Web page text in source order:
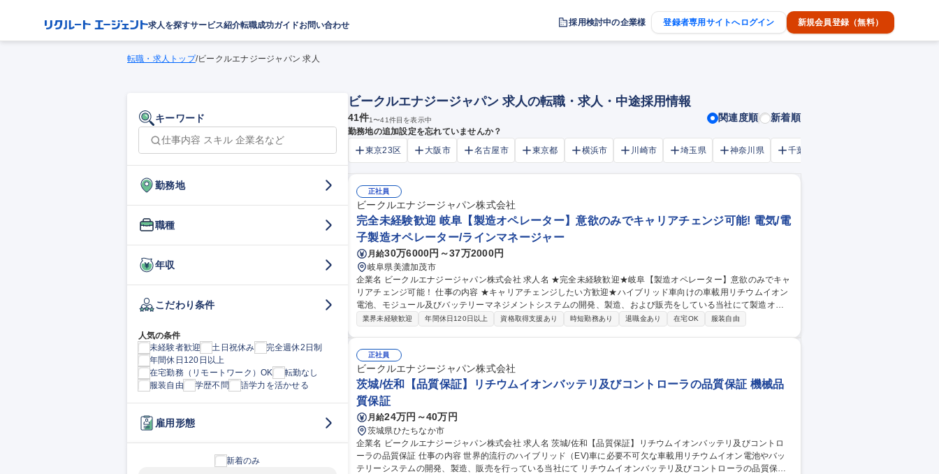
求人を探すサービス紹介転職成功ガイドお問い合わせ 採用検討中の企業様 登録者専用サイトへログイン 新規会員登録（無料）
転職・求人トップ/ビークルエナジージャパン 求人
キーワード
勤務地
職種
年収
こだわり条件
人気の条件
未経験者歓迎
土日祝休み
完全週休2日制
年間休日120日以上
在宅勤務（リモートワーク）OK
転勤なし
服装自由
学歴不問 語学力を活かせる
雇用形態
新着のみ
ビークルエナジージャパン 求人の転職・求人・中途採用情報
41件1〜41件目を表示中 関連度順 新着順
勤務地の追加設定を忘れていませんか？
東京23区
大阪市 名古屋市 東京都 横浜市 川崎市 埼玉県 神奈川県 千葉市
正社員
ビークルエナジージャパン株式会社
完全未経験歓迎 岐阜【製造オペレーター】意欲のみでキャリアチェンジ可能! 電気/電
子製造オペレーター/ラインマネージャー
月給30万6000円～37万2000円
岐阜県美濃加茂市
企業名 ビークルエナジージャパン株式会社 求人名 ★完全未経験歓迎★岐阜【製造オペレーター】意欲のみでキャ
リアチェンジ可能！ 仕事の内容 ★キャリアチェンジしたい方歓迎★ハイブリッド車向けの車載用リチウムイオン
電池、モジュール及びバッテリーマネジメントシステムの開発、製造、および販売をしている当社にて製造オペ
レーターをお任せします。 ■セル・モジュールの生産（組立・設備操作等）の実行。ライン稼働率を向上させるた
じラインを担当し、工程ごとに機械操作を行い、自動組立ラインの安全管理やトラブル対応をお任せします。 募
集職種 ★完全未経験歓迎★岐阜【製造オペレーター】意欲のみでキャリアチェンジ可能！
業界未経験歓迎 年間休日120日以上 資格取得支援あり 時短勤務あり 退職金あり 在宅OK 服装自由
正社員
ビークルエナジージャパン株式会社
茨城/佐和【品質保証】リチウムイオンバッテリ及びコントローラの品質保証 機械品
質保証
月給24万円～40万円
茨城県ひたちなか市
企業名 ビークルエナジージャパン株式会社 求人名 茨城/佐和【品質保証】リチウムイオンバッテリ及びコントロ
ーラの品質保証 仕事の内容 世界的流行のハイブリッド（EV)車に必要不可欠な車載用リチウムイオン電池やバッ
テリーシステムの開発、製造、販売を行っている当社にて リチウムイオンバッテリ及びコントローラの品質保証